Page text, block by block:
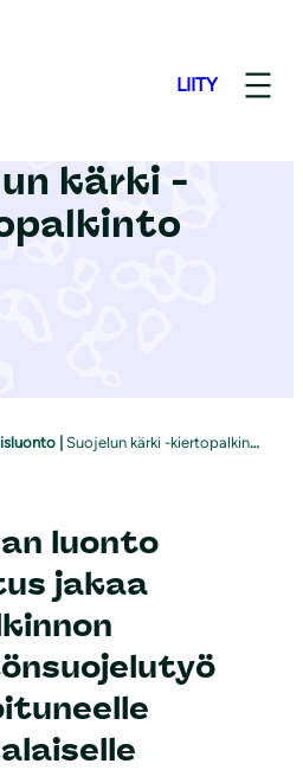
LIITY
kärki -
Suojelun kärki -kiertopalkinto
luonto
jakaa